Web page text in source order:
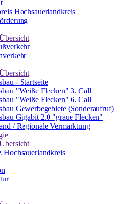
Hochsauerlandkreis
- Startseite
"Weiße Flecken" 3. Call
"Weiße Flecken" 6. Call
Gewerbegebiete (Sonderaufruf)
Gigabit 2.0 "graue Flecken"
/ Regionale Vermarktung
Hochsauerlandkreis